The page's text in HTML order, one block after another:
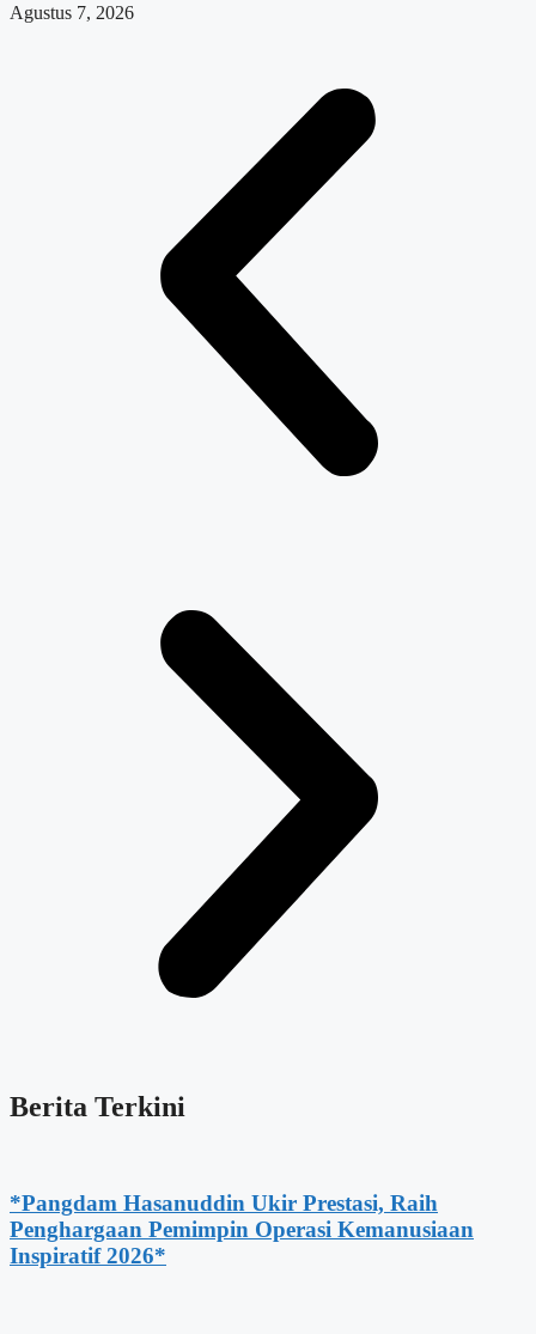
Agustus 7, 2026
Berita Terkini
*Pangdam Hasanuddin Ukir Prestasi, Raih
Penghargaan Pemimpin Operasi Kemanusiaan
Inspiratif 2026*